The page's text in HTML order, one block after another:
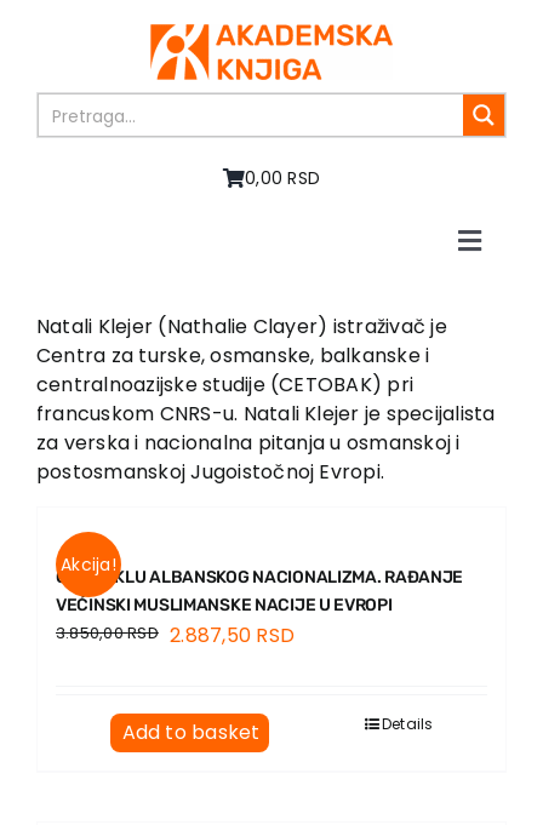
0,00 RSD
Toggle
About us
Books
In preparation
Sale
Authors
EU PROJECTS
Contact
Natali Klejer (Nathalie Clayer) istraživač je
Centra za turske, osmanske, balkanske i
centralnoazijske studije (CETOBAK) pri
francuskom CNRS-u. Natali Klejer je specijalista
za verska i nacionalna pitanja u osmanskoj i
postosmanskoj Jugoistočnoj Evropi.
Akcija!
O POREKLU ALBANSKOG NACIONALIZMA. RAĐANJE
VEĆINSKI MUSLIMANSKE NACIJE U EVROPI
3.850,00RSD 2.887,50 RSD
Add to basket Details